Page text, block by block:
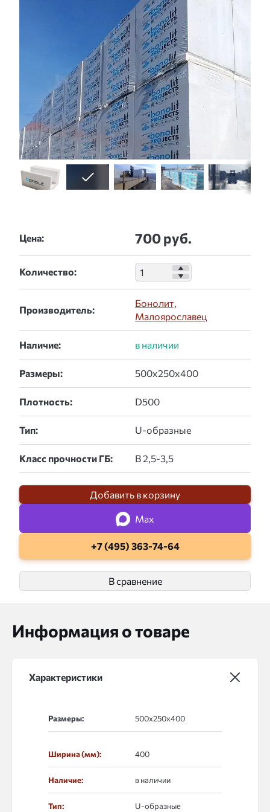
Цена: 700 руб.
Количество:
Производитель:
Бонолит,
Малоярославец
Наличие:
Размеры:
Плотность:
Тип:
Класс прочности ГБ:
Добавить в корзину
Max
+7 (495) 363-74-64
В сравнение
Информация о товаре
Характеристики
Размеры:
Ширина (мм): 400
Наличие: в наличии
Тип: U-образные